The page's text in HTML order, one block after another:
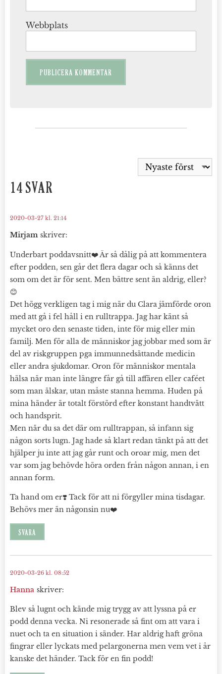
Webbplats
14 SVAR
Mirjam skriver:
2020-03-27 kl. 21:14
Underbart poddavsnitt❤️ Är så dålig på att kommentera
efter podden, sen går det flera dagar och så känns det
som om det är för sent. Men bättre sent än aldrig, eller?
😊
Det högg verkligen tag i mig när du Clara jämförde oron
med att gå i fel håll i en rulltrappa. Jag har känt så
mycket oro den senaste tiden, inte för mig eller min
familj. Men för alla de människor jag jobbar med som är
del av riskgruppen pga immunnedsättande medicin
eller andra sjukdomar. Oron för människor mentala
hälsa när man inte längre får gå till affären eller caféet
som man älskar, utan måste stanna hemma. Huden på
mina händer är totalt förstörd efter konstant handtvätt
och handsprit.
Men när du sa det där om rulltrappan, så infann sig
någon sorts lugn. Jag hade så klart redan tänkt på att det
hjälper ju inte att jag går runt och oroar mig, men det
var som jag behövde höra orden från någon annan, i en
annan form.
Ta hand om er❣️ Tack för att ni förgyller mina tisdagar.
Behövs mer än någonsin nu❤️
SVARA
Hanna skriver:
2020-03-26 kl. 08:52
Blev så lugnt och kände mig trygg av att lyssna på er
podd denna vecka. Ni resonerade så fint om att vara i
nuet och ta en situation i sänder. Har aldrig haft gröna
fingrar eller lyckats med pelargonerna men vem vet i år
kanske det händer. Tack för en fin podd!